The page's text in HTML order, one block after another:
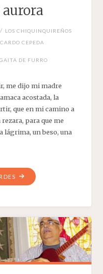
aurora
/ LOS CHIQUINQUIREÑOS
CEPEDA
DE FURRO
me dijo mi madre
acostada, la
que en mi camino a
para que me
lágrima, un beso, una
"PÉTALOS
DE